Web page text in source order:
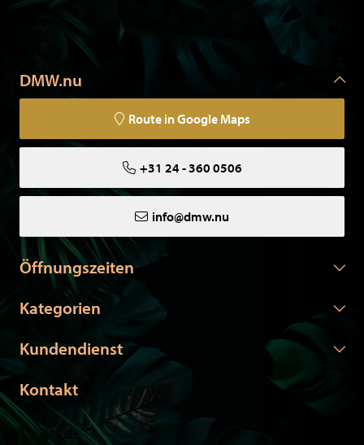
DMW.nu
Route in Google Maps
+31 24 - 360 0506
info@dmw.nu
Öffnungszeiten
Kategorien
Kundendienst
Kontakt